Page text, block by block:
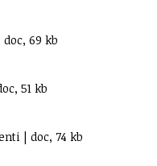
69 kb
51 kb
| doc, 74 kb